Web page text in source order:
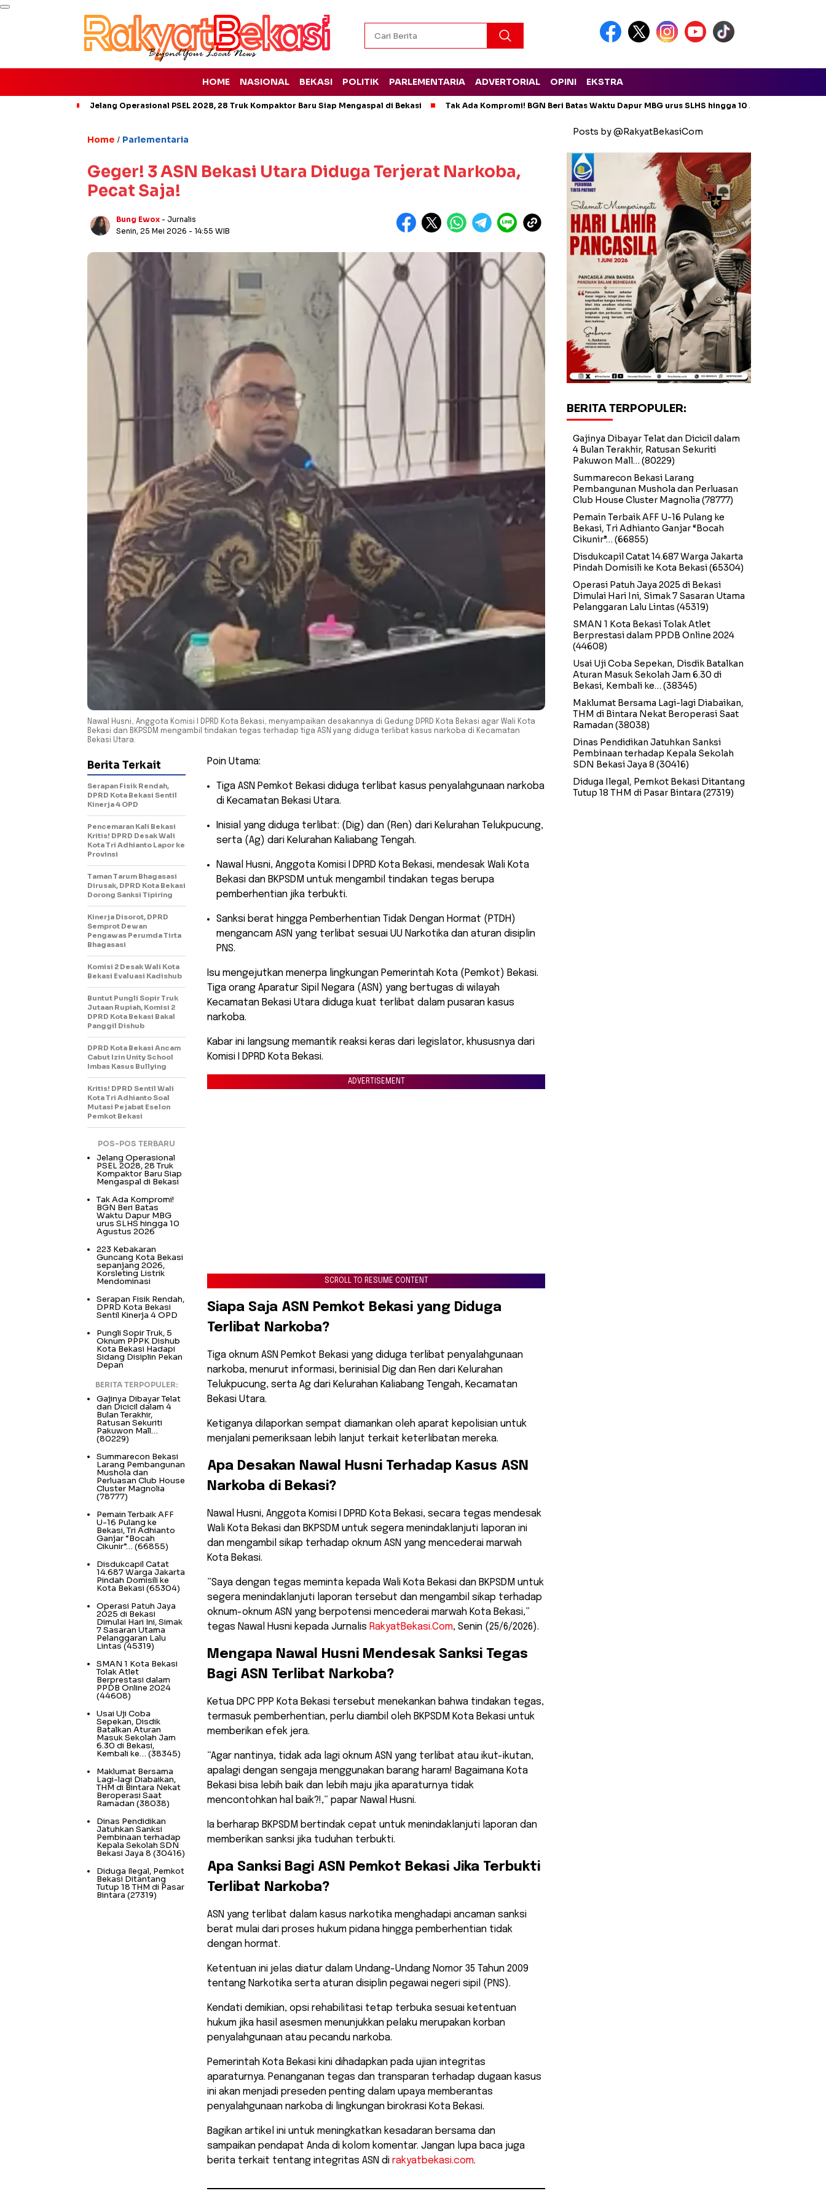
HOME NASIONAL BEKASI POLITIK PARLEMENTARIA ADVERTORIAL OPINI EKSTRA
Jelang Operasional PSEL 2028, 28 Truk Kompaktor Baru Siap Mengaspal di Bekasi Tak Ada Kompromi! BGN Beri Batas Waktu Dapur MBG urus SLHS hingga 10 Agustus 2026
Home / Parlementaria
Geger! 3 ASN Bekasi Utara Diduga Terjerat Narkoba,
Pecat Saja!
Bung Ewox - Jurnalis
Senin, 25 Mei 2026 - 14:55 WIB
Nawal Husni, Anggota Komisi I DPRD Kota Bekasi, menyampaikan desakannya di Gedung DPRD Kota Bekasi agar Wali Kota
Bekasi dan BKPSDM mengambil tindakan tegas terhadap tiga ASN yang diduga terlibat kasus narkoba di Kecamatan
Bekasi Utara.
​Poin Utama:
​Tiga ASN Pemkot Bekasi diduga terlibat kasus penyalahgunaan narkoba
di Kecamatan Bekasi Utara.
​Inisial yang diduga terlibat: (Dig) dan (Ren) dari Kelurahan Telukpucung,
serta (Ag) dari Kelurahan Kaliabang Tengah.
​Nawal Husni, Anggota Komisi I DPRD Kota Bekasi, mendesak Wali Kota
Bekasi dan BKPSDM untuk mengambil tindakan tegas berupa
pemberhentian jika terbukti.
​Sanksi berat hingga Pemberhentian Tidak Dengan Hormat (PTDH)
mengancam ASN yang terlibat sesuai UU Narkotika dan aturan disiplin
PNS.
​Isu mengejutkan menerpa lingkungan Pemerintah Kota (Pemkot) Bekasi.
Tiga orang Aparatur Sipil Negara (ASN) yang bertugas di wilayah
Kecamatan Bekasi Utara diduga kuat terlibat dalam pusaran kasus
narkoba.
Kabar ini langsung memantik reaksi keras dari legislator, khususnya dari
Komisi I DPRD Kota Bekasi.
ADVERTISEMENT
SCROLL TO RESUME CONTENT
​Siapa Saja ASN Pemkot Bekasi yang Diduga
Terlibat Narkoba?
​Tiga oknum ASN Pemkot Bekasi yang diduga terlibat penyalahgunaan
narkoba, menurut informasi, berinisial Dig dan Ren dari Kelurahan
Telukpucung, serta Ag dari Kelurahan Kaliabang Tengah, Kecamatan
Bekasi Utara.
Ketiganya dilaporkan sempat diamankan oleh aparat kepolisian untuk
menjalani pemeriksaan lebih lanjut terkait keterlibatan mereka.
​Apa Desakan Nawal Husni Terhadap Kasus ASN
Narkoba di Bekasi?
​Nawal Husni, Anggota Komisi I DPRD Kota Bekasi, secara tegas mendesak
Wali Kota Bekasi dan BKPSDM untuk segera menindaklanjuti laporan ini
dan mengambil sikap terhadap oknum ASN yang mencederai marwah
Kota Bekasi.
​”Saya dengan tegas meminta kepada Wali Kota Bekasi dan BKPSDM untuk
segera menindaklanjuti laporan tersebut dan mengambil sikap terhadap
oknum-oknum ASN yang berpotensi mencederai marwah Kota Bekasi,”
tegas Nawal Husni kepada Jurnalis RakyatBekasi.Com, Senin (25/6/2026).
​Mengapa Nawal Husni Mendesak Sanksi Tegas
Bagi ASN Terlibat Narkoba?
​Ketua DPC PPP Kota Bekasi tersebut menekankan bahwa tindakan tegas,
termasuk pemberhentian, perlu diambil oleh BKPSDM Kota Bekasi untuk
memberikan efek jera.
“Agar nantinya, tidak ada lagi oknum ASN yang terlibat atau ikut-ikutan,
apalagi dengan sengaja menggunakan barang haram! Bagaimana Kota
Bekasi bisa lebih baik dan lebih maju jika aparaturnya tidak
mencontohkan hal baik?!,” papar Nawal Husni.
Ia berharap BKPSDM bertindak cepat untuk menindaklanjuti laporan dan
memberikan sanksi jika tuduhan terbukti.
​Apa Sanksi Bagi ASN Pemkot Bekasi Jika Terbukti
Terlibat Narkoba?
​ASN yang terlibat dalam kasus narkotika menghadapi ancaman sanksi
berat mulai dari proses hukum pidana hingga pemberhentian tidak
dengan hormat.
Ketentuan ini jelas diatur dalam Undang-Undang Nomor 35 Tahun 2009
tentang Narkotika serta aturan disiplin pegawai negeri sipil (PNS).
Kendati demikian, opsi rehabilitasi tetap terbuka sesuai ketentuan
hukum jika hasil asesmen menunjukkan pelaku merupakan korban
penyalahgunaan atau pecandu narkoba.
​Pemerintah Kota Bekasi kini dihadapkan pada ujian integritas
aparaturnya. Penanganan tegas dan transparan terhadap dugaan kasus
ini akan menjadi preseden penting dalam upaya memberantas
penyalahgunaan narkoba di lingkungan birokrasi Kota Bekasi.
Bagikan artikel ini untuk meningkatkan kesadaran bersama dan
sampaikan pendapat Anda di kolom komentar. Jangan lupa baca juga
berita terkait tentang integritas ASN di rakyatbekasi.com.
Berita Terkait
Serapan Fisik Rendah,
DPRD Kota Bekasi Sentil
Kinerja 4 OPD
Pencemaran Kali Bekasi
Kritis! DPRD Desak Wali
Kota Tri Adhianto Lapor ke
Provinsi
Taman Tarum Bhagasasi
Dirusak, DPRD Kota Bekasi
Dorong Sanksi Tipiring
Kinerja Disorot, DPRD
Semprot Dewan
Pengawas Perumda Tirta
Bhagasasi
Komisi 2 Desak Wali Kota
Bekasi Evaluasi Kadishub
Buntut Pungli Sopir Truk
Jutaan Rupiah, Komisi 2
DPRD Kota Bekasi Bakal
Panggil Dishub
DPRD Kota Bekasi Ancam
Cabut Izin Unity School
Imbas Kasus Bullying
Kritis! DPRD Sentil Wali
Kota Tri Adhianto Soal
Mutasi Pejabat Eselon
Pemkot Bekasi
POS-POS TERBARU
Jelang Operasional
PSEL 2028, 28 Truk
Kompaktor Baru Siap
Mengaspal di Bekasi
Tak Ada Kompromi!
BGN Beri Batas
Waktu Dapur MBG
urus SLHS hingga 10
Agustus 2026
223 Kebakaran
Guncang Kota Bekasi
sepanjang 2026,
Korsleting Listrik
Mendominasi
Serapan Fisik Rendah,
DPRD Kota Bekasi
Sentil Kinerja 4 OPD
Pungli Sopir Truk, 5
Oknum PPPK Dishub
Kota Bekasi Hadapi
Sidang Disiplin Pekan
Depan
BERITA TERPOPULER:
Gajinya Dibayar Telat
dan Dicicil dalam 4
Bulan Terakhir,
Ratusan Sekuriti
Pakuwon Mall…
(80229)
Summarecon Bekasi
Larang Pembangunan
Mushola dan
Perluasan Club House
Cluster Magnolia
(78777)
Pemain Terbaik AFF
U-16 Pulang ke
Bekasi, Tri Adhianto
Ganjar “Bocah
Cikunir”… (66855)
Disdukcapil Catat
14.687 Warga Jakarta
Pindah Domisili ke
Kota Bekasi (65304)
Operasi Patuh Jaya
2025 di Bekasi
Dimulai Hari Ini, Simak
7 Sasaran Utama
Pelanggaran Lalu
Lintas(45319)
SMAN 1 Kota Bekasi
Tolak Atlet
Berprestasi dalam
PPDB Online 2024
(44608)
Usai Uji Coba
Sepekan, Disdik
Batalkan Aturan
Masuk Sekolah Jam
6.30 di Bekasi,
Kembali ke… (38345)
Maklumat Bersama
Lagi-lagi Diabaikan,
THM di Bintara Nekat
Beroperasi Saat
Ramadan (38038)
Dinas Pendidikan
Jatuhkan Sanksi
Pembinaan terhadap
Kepala Sekolah SDN
Bekasi Jaya 8 (30416)
Diduga Ilegal, Pemkot
Bekasi Ditantang
Tutup 18 THM di Pasar
Bintara (27319)
Posts by @RakyatBekasiCom
BERITA TERPOPULER:
Gajinya Dibayar Telat dan Dicicil dalam
4 Bulan Terakhir, Ratusan Sekuriti
Pakuwon Mall… (80229)
Summarecon Bekasi Larang
Pembangunan Mushola dan Perluasan
Club House Cluster Magnolia (78777)
Pemain Terbaik AFF U-16 Pulang ke
Bekasi, Tri Adhianto Ganjar “Bocah
Cikunir”… (66855)
Disdukcapil Catat 14.687 Warga Jakarta
Pindah Domisili ke Kota Bekasi(65304)
Operasi Patuh Jaya 2025 di Bekasi
Dimulai Hari Ini, Simak 7 Sasaran Utama
Pelanggaran Lalu Lintas (45319)
SMAN 1 Kota Bekasi Tolak Atlet
Berprestasi dalam PPDB Online 2024
(44608)
Usai Uji Coba Sepekan, Disdik Batalkan
Aturan Masuk Sekolah Jam 6.30 di
Bekasi, Kembali ke… (38345)
Maklumat Bersama Lagi-lagi Diabaikan,
THM di Bintara Nekat Beroperasi Saat
Ramadan (38038)
Dinas Pendidikan Jatuhkan Sanksi
Pembinaan terhadap Kepala Sekolah
SDN Bekasi Jaya 8 (30416)
Diduga Ilegal, Pemkot Bekasi Ditantang
Tutup 18 THM di Pasar Bintara (27319)